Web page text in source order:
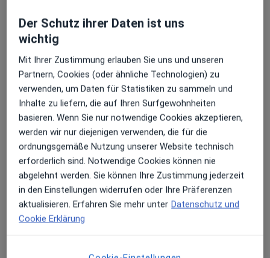
über ein dentales Diagnostikzentrum mit einem
hochauflösenden digitalen Volumentomographen
welcher eine strahlenarme dreidimensionale
Bildgebung ermöglicht. So werden exakte
Operationsplanungen z. B. in der Implantologie für Sie
möglich.
Die folgenden Seiten bieten Ihnen die Möglichkeit sich
über unser Team die Praxisräumlichkeiten und unsere
Leistungen zu informieren.
Wir freuen uns darauf Sie kennenzulernen!
Ihre Dres. Tobias Schmiedeberg und Florian Katz
Unsere Praxis-Webseite
Meine Behandlungs­schwerpunkte
Unsere Schwerpunkte
Die moderne Medizin bietet viele Möglichkeiten
Der Schutz ihrer Daten ist uns
wichtig
Mit Ihrer Zustimmung erlauben Sie uns und unseren
Partnern, Cookies (oder ähnliche Technologien) zu
verwenden, um Daten für Statistiken zu sammeln und
Inhalte zu liefern, die auf Ihren Surfgewohnheiten
basieren. Wenn Sie nur notwendige Cookies akzeptieren,
werden wir nur diejenigen verwenden, die für die
ordnungsgemäße Nutzung unserer Website technisch
erforderlich sind. Notwendige Cookies können nie
abgelehnt werden. Sie können Ihre Zustimmung jederzeit
in den Einstellungen widerrufen oder Ihre Präferenzen
aktualisieren. Erfahren Sie mehr unter Datenschutz und
Cookie Erklärung